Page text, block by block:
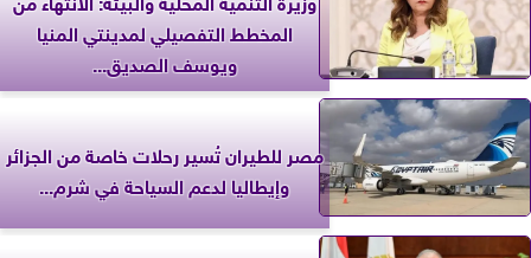
المخطط التفصيلي لمدينتي المنيا
ويوسف الصديق...
مصر للطيران تُسير رحلات خاصة من الجزائر
وإيطاليا لدعم السياحة في شرم...